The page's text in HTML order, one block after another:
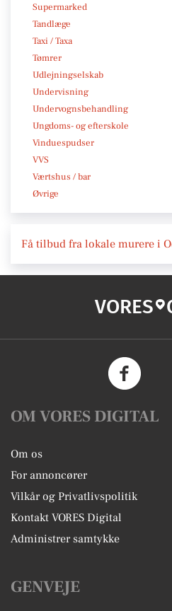
Supermarked
Tandlæge
Taxi / Taxa
Tømrer
Udlejningselskab
Undervisning
Undervognsbehandling
Ungdoms- og efterskole
Vinduespudser
VVS
Værtshus / bar
Øvrige
Få tilbud fra lokale murere i
VORES
OM VORES DIGITAL
Om os
For annoncører
Vilkår og Privatlivspolitik
Kontakt VORES Digital
Administrer samtykke
GENVEJE